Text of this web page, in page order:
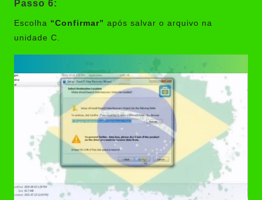
Passo 6:
Escolha “Confirmar” após salvar o arquivo na
unidade C.